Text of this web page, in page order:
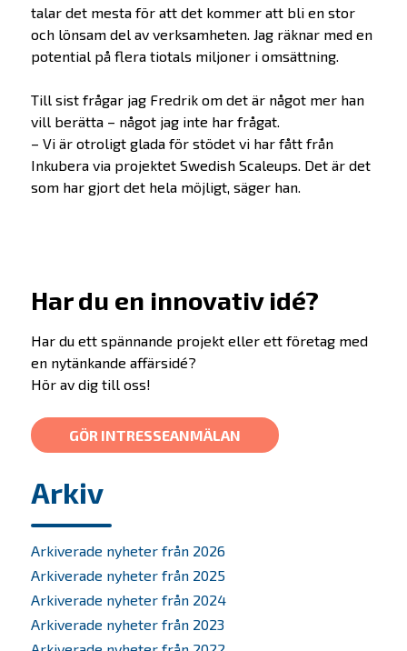
Alumner
Investera
SKAPA-priset
Nyheter
talar det mesta för att det kommer att bli en stor
och lönsam del av verksamheten. Jag räknar med en
potential på flera tiotals miljoner i omsättning.
Till sist frågar jag Fredrik om det är något mer han
vill berätta – något jag inte har frågat.
– Vi är otroligt glada för stödet vi har fått från
Inkubera via projektet Swedish Scaleups. Det är det
som har gjort det hela möjligt, säger han.
Har du en innovativ idé?
Har du ett spännande projekt eller ett företag med
en nytänkande affärsidé?
Hör av dig till oss!
GÖR INTRESSEANMÄLAN
Arkiv
Arkiverade nyheter från 2026
Arkiverade nyheter från 2025
Arkiverade nyheter från 2024
Arkiverade nyheter från 2023